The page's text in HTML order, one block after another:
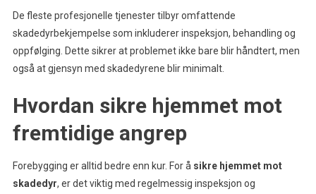
De fleste profesjonelle tjenester tilbyr omfattende
skadedyrbekjempelse som inkluderer inspeksjon, behandling og
oppfølging. Dette sikrer at problemet ikke bare blir håndtert, men
også at gjensyn med skadedyrene blir minimalt.
Hvordan sikre hjemmet mot
fremtidige angrep
Forebygging er alltid bedre enn kur. For å sikre hjemmet mot
skadedyr, er det viktig med regelmessig inspeksjon og